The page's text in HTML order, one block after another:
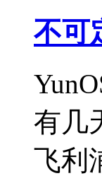
不可
有几
飞利